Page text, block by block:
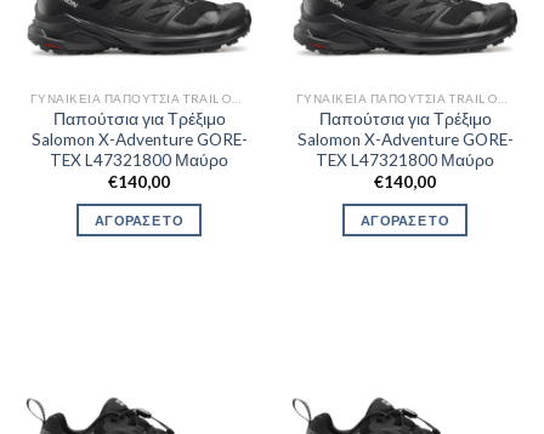
Παπούτσια για Τρέξιμο
Salomon X-Adventure GORE-
TEX L47321800 Μαύρο
€140,00
ΑΓΟΡΑΣΕ ΤΟ
Παπούτσια για Τρέξιμο
Salomon X-Adventure GORE-
TEX L47321800 Μαύρο
€140,00
ΑΓΟΡΑΣΕ ΤΟ